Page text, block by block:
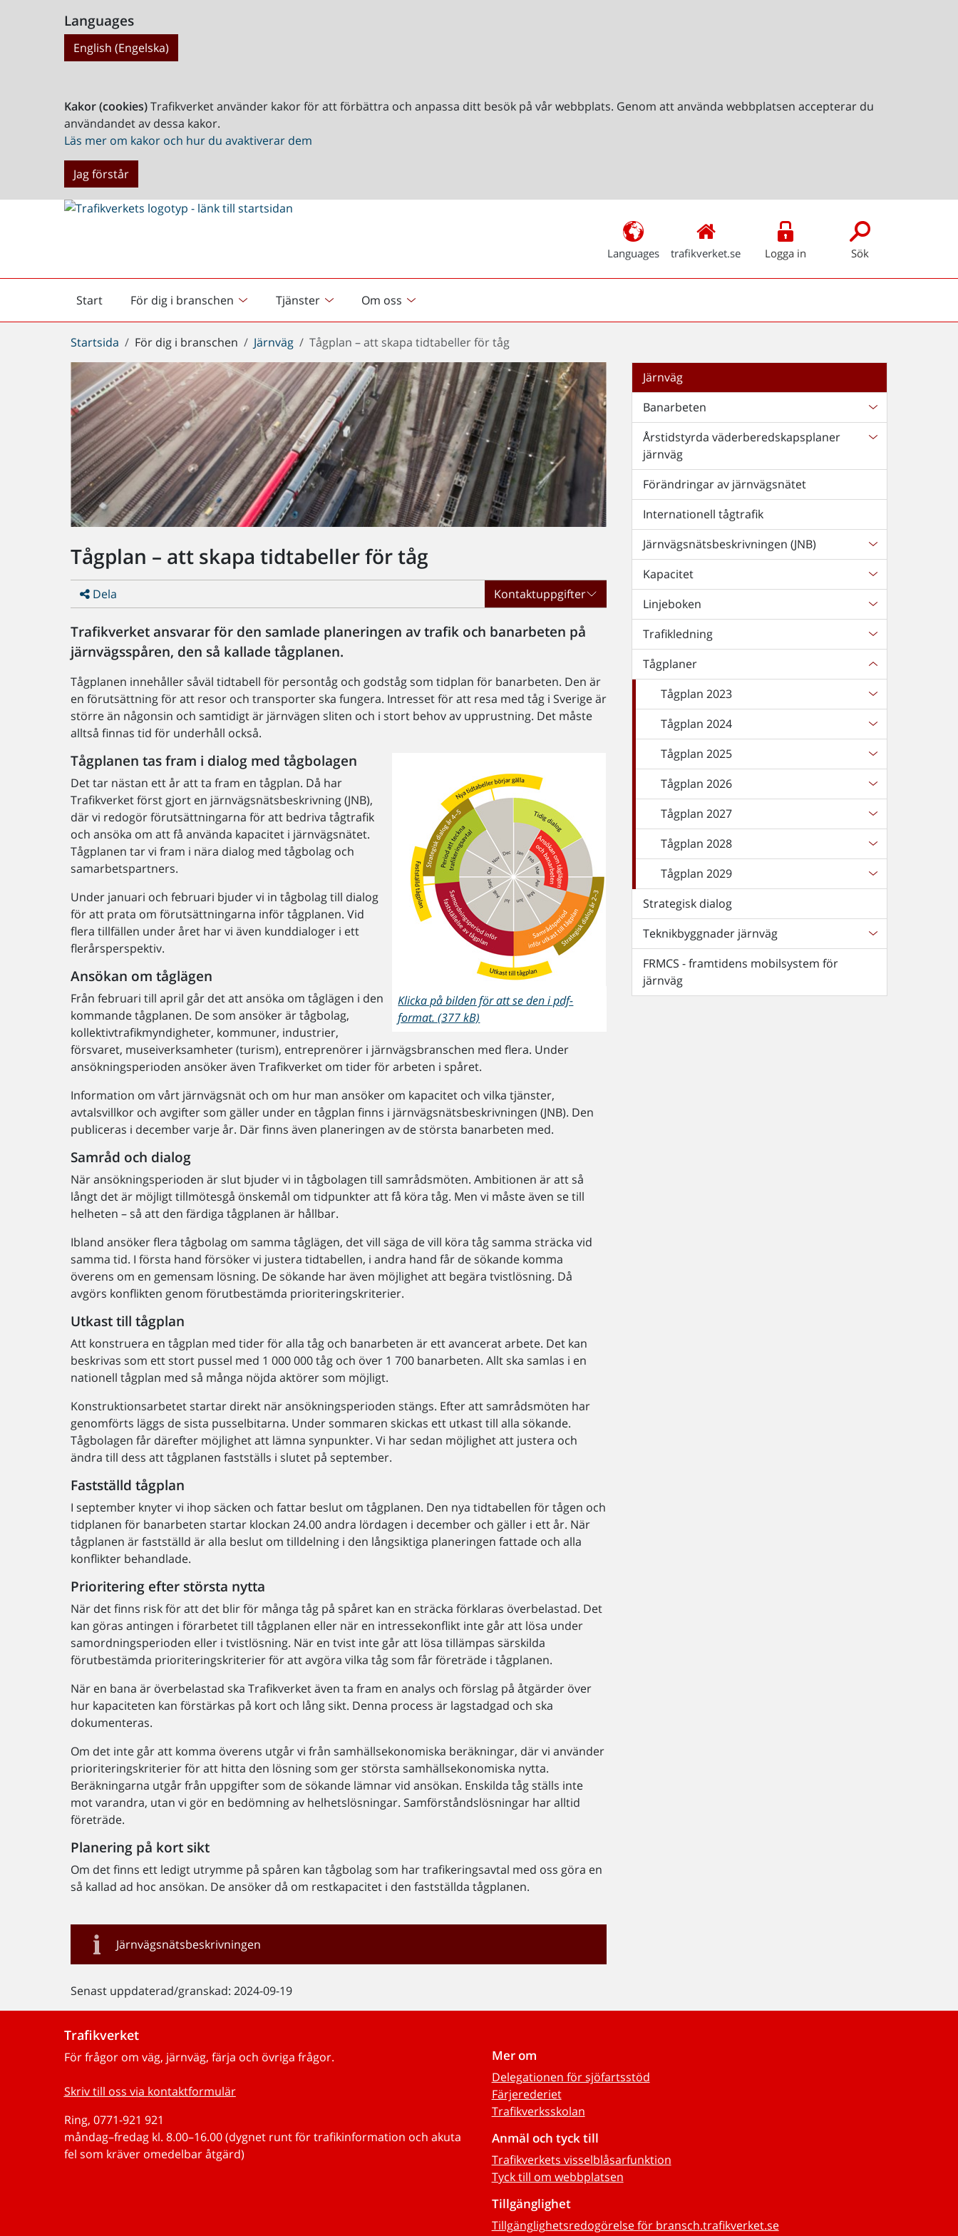
Languages
English (Engelska)
Kakor (cookies)Trafikverket använder kakor för att förbättra och anpassa ditt besök på vår webbplats. Genom att använda webbplatsen accepterar du
användandet av dessa kakor.
Läs mer om kakor och hur du avaktiverar dem
Jag förstår
Languages trafikverket.se Logga in Sök
Start
Startsida För dig i branschen Tjänster Om oss
Du
är
här:
Startsida För dig i branschen Järnväg Tågplan – att skapa tidtabeller för tåg
Tågplan – att skapa tidtabeller för tåg
Dela Kontaktuppgifter
Trafikverket ansvarar för den samlade planeringen av trafik och banarbeten på
järnvägsspåren, den så kallade tågplanen.
Tågplanen innehåller såväl tidtabell för persontåg och godståg som tidplan för banarbeten. Den är
en förutsättning för att resor och transporter ska fungera. Intresset för att resa med tåg i Sverige är
större än någonsin och samtidigt är järnvägen sliten och i stort behov av upprustning. Det måste
alltså finnas tid för underhåll också.
Klicka på bilden för att se den i pdf-
format. (377 kB)
Tågplanen tas fram i dialog med tågbolagen
Det tar nästan ett år att ta fram en tågplan. Då har
Trafikverket först gjort en järnvägsnätsbeskrivning (JNB),
där vi redogör förutsättningarna för att bedriva tågtrafik
och ansöka om att få använda kapacitet i järnvägsnätet.
Tågplanen tar vi fram i nära dialog med tågbolag och
samarbetspartners.
Under januari och februari bjuder vi in tågbolag till dialog
för att prata om förutsättningarna inför tågplanen. Vid
flera tillfällen under året har vi även kunddialoger i ett
flerårsperspektiv.
Ansökan om tåglägen
Från februari till april går det att ansöka om tåglägen i den
kommande tågplanen. De som ansöker är tågbolag,
kollektivtrafikmyndigheter, kommuner, industrier,
försvaret, museiverksamheter (turism), entreprenörer i järnvägsbranschen med flera. Under
ansökningsperioden ansöker även Trafikverket om tider för arbeten i spåret.
Information om vårt järnvägsnät och om hur man ansöker om kapacitet och vilka tjänster,
avtalsvillkor och avgifter som gäller under en tågplan finns i järnvägsnätsbeskrivningen (JNB). Den
publiceras i december varje år. Där finns även planeringen av de största banarbeten med.
Samråd och dialog
När ansökningsperioden är slut bjuder vi in tågbolagen till samrådsmöten. Ambitionen är att så
långt det är möjligt tillmötesgå önskemål om tidpunkter att få köra tåg. Men vi måste även se till
helheten – så att den färdiga tågplanen är hållbar.
Ibland ansöker flera tågbolag om samma tåglägen, det vill säga de vill köra tåg samma sträcka vid
samma tid. I första hand försöker vi justera tidtabellen, i andra hand får de sökande komma
överens om en gemensam lösning. De sökande har även möjlighet att begära tvistlösning. Då
avgörs konflikten genom förutbestämda prioriteringskriterier.
Utkast till tågplan
Att konstruera en tågplan med tider för alla tåg och banarbeten är ett avancerat arbete. Det kan
beskrivas som ett stort pussel med 1 000 000 tåg och över 1 700 banarbeten. Allt ska samlas i en
nationell tågplan med så många nöjda aktörer som möjligt.
Konstruktionsarbetet startar direkt när ansökningsperioden stängs. Efter att samrådsmöten har
genomförts läggs de sista pusselbitarna. Under sommaren skickas ett utkast till alla sökande.
Tågbolagen får därefter möjlighet att lämna synpunkter. Vi har sedan möjlighet att justera och
ändra till dess att tågplanen fastställs i slutet på september.
Fastställd tågplan
I september knyter vi ihop säcken och fattar beslut om tågplanen. Den nya tidtabellen för tågen och
tidplanen för banarbeten startar klockan 24.00 andra lördagen i december och gäller i ett år. När
tågplanen är fastställd är alla beslut om tilldelning i den långsiktiga planeringen fattade och alla
konflikter behandlade.
Prioritering efter största nytta
När det finns risk för att det blir för många tåg på spåret kan en sträcka förklaras överbelastad. Det
kan göras antingen i förarbetet till tågplanen eller när en intressekonflikt inte går att lösa under
samordningsperioden eller i tvistlösning. När en tvist inte går att lösa tillämpas särskilda
förutbestämda prioriteringskriterier för att avgöra vilka tåg som får företräde i tågplanen.
När en bana är överbelastad ska Trafikverket även ta fram en analys och förslag på åtgärder över
hur kapaciteten kan förstärkas på kort och lång sikt. Denna process är lagstadgad och ska
dokumenteras.
Om det inte går att komma överens utgår vi från samhällsekonomiska beräkningar, där vi använder
prioriteringskriterier för att hitta den lösning som ger största samhällsekonomiska nytta.
Beräkningarna utgår från uppgifter som de sökande lämnar vid ansökan. Enskilda tåg ställs inte
mot varandra, utan vi gör en bedömning av helhetslösningar. Samförståndslösningar har alltid
företräde.
Planering på kort sikt
Om det finns ett ledigt utrymme på spåren kan tågbolag som har trafikeringsavtal med oss göra en
så kallad ad hoc ansökan. De ansöker då om restkapacitet i den fastställda tågplanen.
Järnvägsnätsbeskrivningen
Senast uppdaterad/granskad: 2024-09-19
Järnväg
Banarbeten
Årstidstyrda väderberedskapsplaner
järnväg
Förändringar av järnvägsnätet
Internationell tågtrafik
Järnvägsnätsbeskrivningen (JNB)
Kapacitet
Linjeboken
Trafikledning
Tågplaner
Tågplan 2023
Tågplan 2024
Tågplan 2025
Tågplan 2026
Tågplan 2027
Tågplan 2028
Tågplan 2029
Strategisk dialog
Teknikbyggnader järnväg
FRMCS - framtidens mobilsystem för
järnväg
Trafikverket
För frågor om väg, järnväg, färja och övriga frågor.
Skriv till oss via kontaktformulär
Ring, 0771-921 921
måndag–fredag kl. 8.00–16.00 (dygnet runt för trafikinformation och akuta
fel som kräver omedelbar åtgärd)
Mer om
Delegationen för sjöfartsstöd
Färjerederiet
Trafikverksskolan
Anmäl och tyck till
Trafikverkets visselblåsarfunktion
Tyck till om webbplatsen
Tillgänglighet
Tillgänglighetsredogörelse för bransch.trafikverket.se